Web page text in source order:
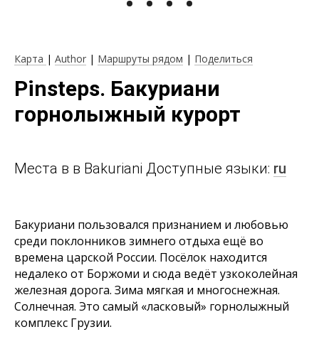
Карта | Author | Маршруты рядом | Поделиться
Pinsteps. Бакуриани
горнолыжный курорт
Места в в Bakuriani Доступные языки: ru
Бакуриани пользовался признанием и любовью
среди поклонников зимнего отдыха ещё во
времена царской России. Посёлок находится
недалеко от Боржоми и сюда ведёт узкоколейная
железная дорога. Зима мягкая и многоснежная.
Солнечная. Это самый «ласковый» горнолыжный
комплекс Грузии.